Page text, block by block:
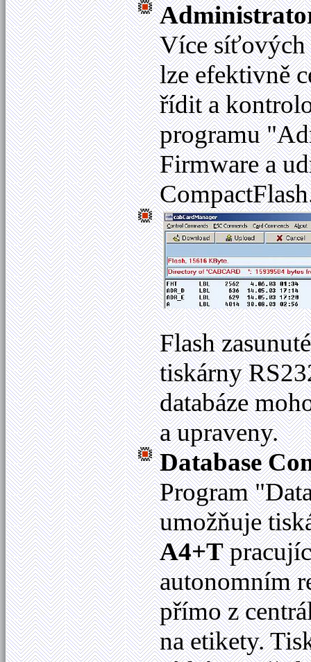
Více síťových
lze efektivně
řídit a
programu
Firmware a
Flash
tiskárny
databáze
a upraveny.
Database
Program
umožňuje
A4+T
autonomním
přímo z
na etikety.